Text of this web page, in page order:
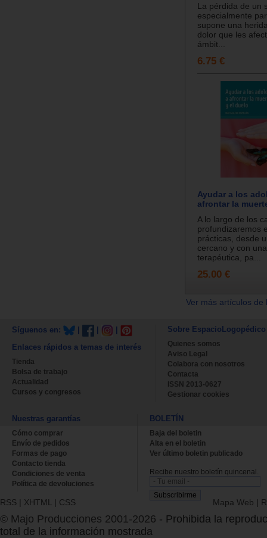
La pérdida de un
especialmente
supone una
dolor que les
ámbit...
6.75 €
Ayudar a los
afrontar la
A lo largo de los
profundizaremos
prácticas, desde
cercano y con
terapéutica, pa...
25.00 €
Ver más artículos
Síguenos en:
Enlaces rápidos a temas de interés
Tienda
Bolsa de trabajo
Actualidad
Cursos y congresos
Sobre EspacioLogopédico
Quienes somos
Aviso Legal
Colabora con nosotros
Contacta
ISSN 2013-0627
Gestionar cookies
Nuestras garantías
Cómo comprar
Envío de pedidos
Formas de pago
Contacto tienda
Condiciones de venta
Política de devoluciones
BOLETÍN
Baja del boletin
Alta en el boletin
Ver último boletin publicado
Recibe nuestro boletín quincenal.
RSS | XHTML | CSS Mapa Web |
© Majo Producciones 2001-2026 - Prohibida la
total de la información mostrada